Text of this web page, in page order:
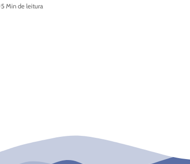
5 Min de leitura